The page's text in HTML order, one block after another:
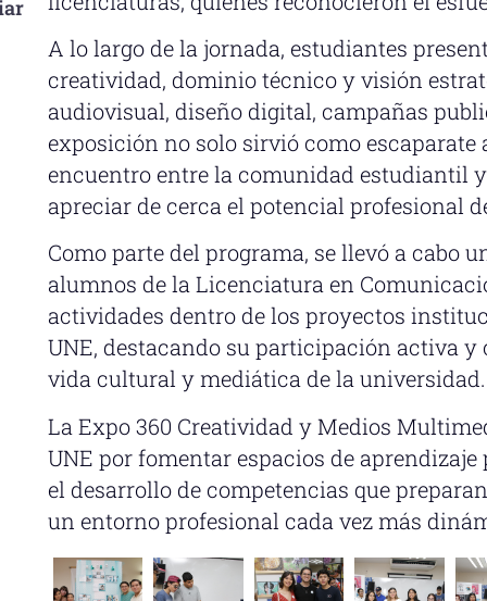
A lo largo de la jornada, estudiantes
creatividad, dominio técnico y visión
audiovisual, diseño digital, campañas
exposición no solo sirvió como
encuentro entre la comunidad estudiantil
apreciar de cerca el potencial profesional
Como parte del programa, se llevó a cabo
alumnos de la Licenciatura en
actividades dentro de los proyectos
UNE, destacando su participación activa
vida cultural y mediática de la universidad.
La Expo 360 Creatividad y Medios
UNE por fomentar espacios de
el desarrollo de competencias que
un entorno profesional cada vez más